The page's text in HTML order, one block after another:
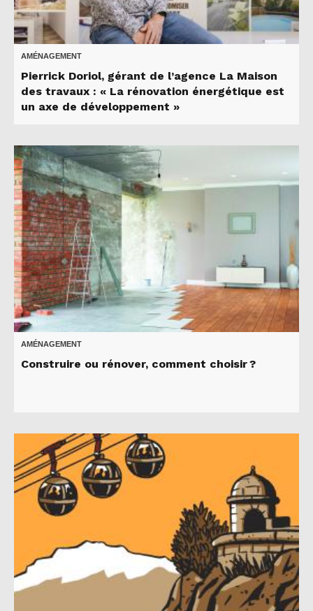
AMÉNAGEMENT
Pierrick Doriol, gérant de l’agence La Maison
des travaux : « La rénovation énergétique est
un axe de développement »
AMÉNAGEMENT
Construire ou rénover, comment choisir ?